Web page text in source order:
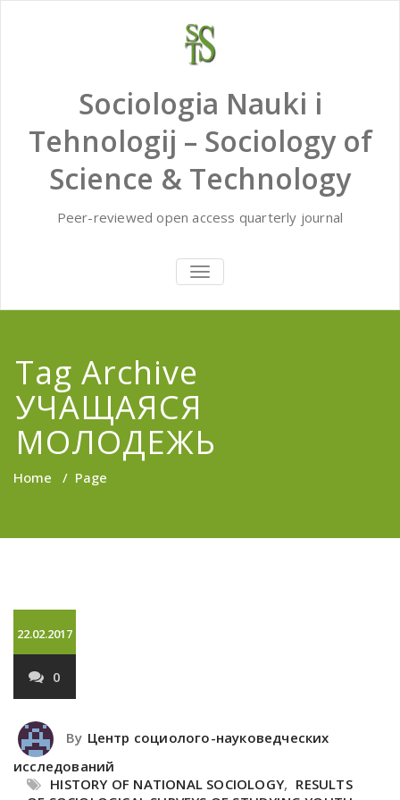
Sociologia Nauki i
Tehnologij – Sociology of
Science & Technology
Peer-reviewed open access quarterly journal
TOGGLE
NAVIGATION
Tag Archive
УЧАЩАЯСЯ
МОЛОДЕЖЬ
Home / Page
22.02.2017
0
By Центр социолого-науковедческих
исследований
HISTORY OF NATIONAL SOCIOLOGY, RESULTS